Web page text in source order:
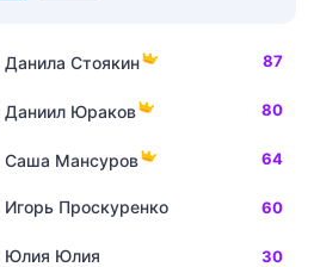
Данила Стоякин 87
Даниил Юраков 80
Саша Мансуров 64
Игорь Проскуренко 60
Юлия Юлия 30